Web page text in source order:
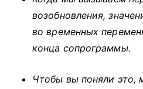
возобновления,
во временных
конца сопрограммы.
Чтобы вы поняли это,